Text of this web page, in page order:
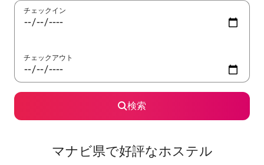
チェックイン
チェックアウト
検索
マナビ県で好評なホステル